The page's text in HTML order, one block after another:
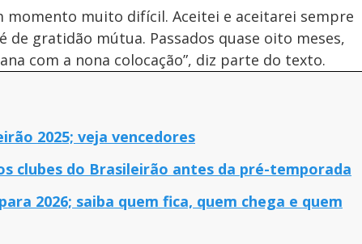
momento muito difícil. Aceitei e aceitarei sempre
de gratidão mútua. Passados quase oito meses,
com a nona colocação”, diz parte do texto.
2025; veja vencedores
clubes do Brasileirão antes da pré-temporada
2026; saiba quem fica, quem chega e quem